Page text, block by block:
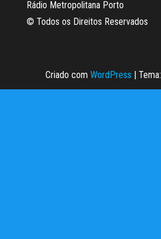
Rádio Metropolitana Porto
© Todos os Direitos Reservados
Criado com WordPress Tema: